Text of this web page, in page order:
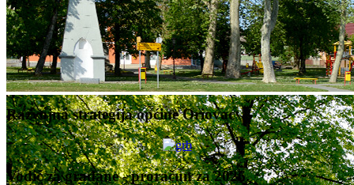
Razvojna strategija općine Oriovac
Vodič za građane - proračun za 2026.